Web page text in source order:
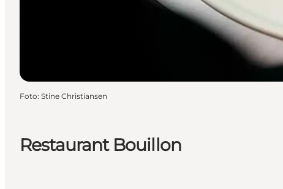
Restaurant Bouillon
Foto: Stine Christiansen